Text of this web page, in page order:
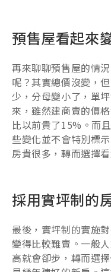
預售屋看起來
再來聊聊預售屋的情
呢？其實總價沒變，
少，分母變小了，單
來，雖然建商賣的價
比以前貴了15%。而
些變化並不會特別標
房貴很多，轉而選擇
採用實坪制的
最後，實坪制的實施
變得比較難賣。一般
高就會卻步，轉而選